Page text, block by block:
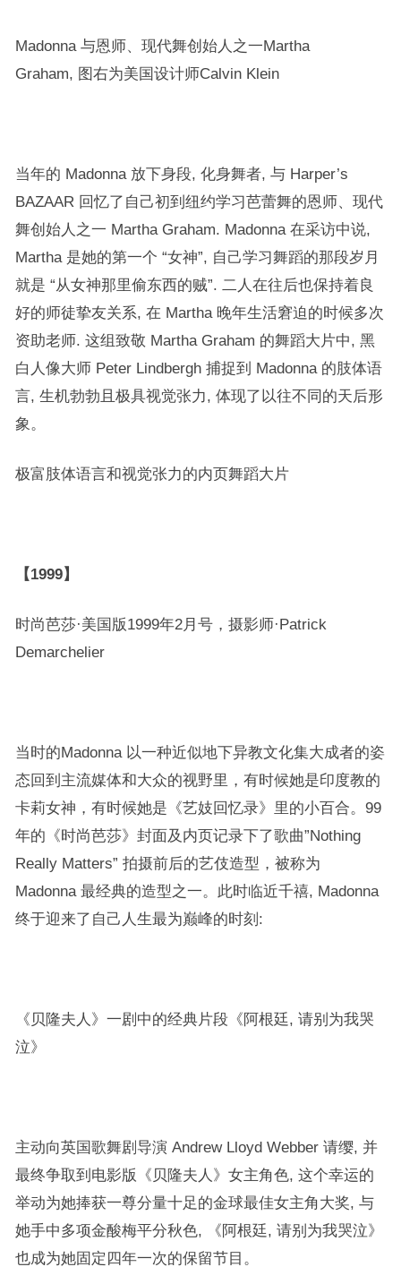
Madonna 与恩师、现代舞创始人之一Martha
Graham, 图右为美国设计师Calvin Klein
当年的 Madonna 放下身段, 化身舞者, 与 Harper’s
BAZAAR 回忆了自己初到纽约学习芭蕾舞的恩师、现代
舞创始人之一 Martha Graham. Madonna 在采访中说,
Martha 是她的第一个 “女神”, 自己学习舞蹈的那段岁月
就是 “从女神那里偷东西的贼”. 二人在往后也保持着良
好的师徒挚友关系, 在 Martha 晚年生活窘迫的时候多次
资助老师. 这组致敬 Martha Graham 的舞蹈大片中, 黑
白人像大师 Peter Lindbergh 捕捉到 Madonna 的肢体语
言, 生机勃勃且极具视觉张力, 体现了以往不同的天后形
象。
极富肢体语言和视觉张力的内页舞蹈大片
【1999】
时尚芭莎·美国版1999年2月号，摄影师·Patrick
Demarchelier
当时的Madonna 以一种近似地下异教文化集大成者的姿
态回到主流媒体和大众的视野里，有时候她是印度教的
卡莉女神，有时候她是《艺妓回忆录》里的小百合。99
年的《时尚芭莎》封面及内页记录下了歌曲”Nothing
Really Matters” 拍摄前后的艺伎造型，被称为
Madonna 最经典的造型之一。 此时临近千禧, Madonna
终于迎来了自己人生最为巅峰的时刻:
《贝隆夫人》一剧中的经典片段《阿根廷, 请别为我哭
泣》
主动向英国歌舞剧导演 Andrew Lloyd Webber 请缨, 并
最终争取到电影版《贝隆夫人》女主角色, 这个幸运的
举动为她捧获一尊分量十足的金球最佳女主角大奖, 与
她手中多项金酸梅平分秋色, 《阿根廷, 请别为我哭泣》
也成为她固定四年一次的保留节目。